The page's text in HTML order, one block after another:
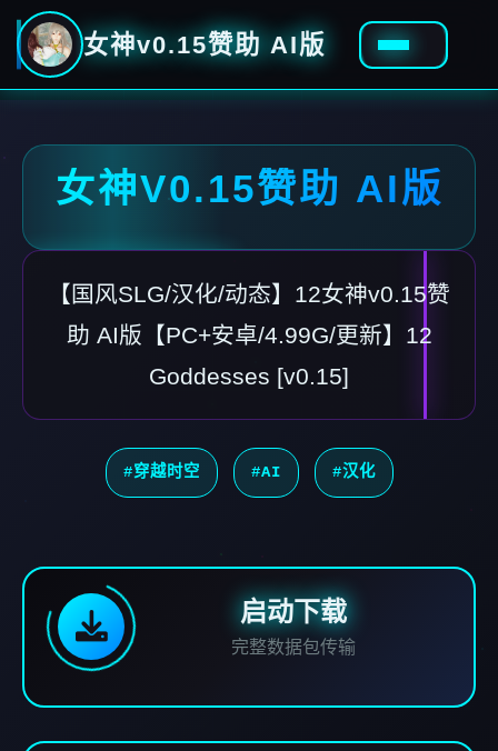
女神v0.15赞助 AI版
女神V0.15赞助 AI版
【国风SLG/汉化/动态】12女神v0.15赞
助 AI版【PC+安卓/4.99G/更新】12
Goddesses [v0.15]
#穿越时空 #AI #汉化
启动下载
完整数据包传输